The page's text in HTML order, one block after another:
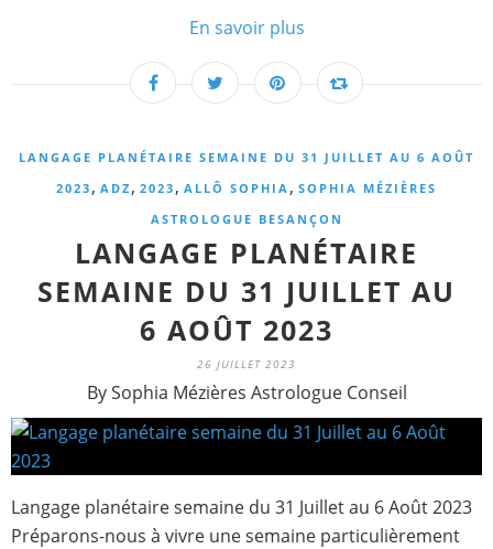
En savoir plus
LANGAGE PLANÉTAIRE SEMAINE DU 31 JUILLET AU 6 AOÛT
2023 , ADZ , 2023 , ALLÔ SOPHIA , SOPHIA MÉZIÈRES
ASTROLOGUE BESANÇON
LANGAGE PLANÉTAIRE
SEMAINE DU 31 JUILLET AU
6 AOÛT 2023
26 JUILLET 2023
By Sophia Mézières Astrologue Conseil
Langage planétaire semaine du 31 Juillet au 6 Août 2023
Préparons-nous à vivre une semaine particulièrement